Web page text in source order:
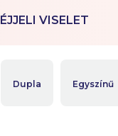
Dupla Egyszínű
ÉJJELI VISELET